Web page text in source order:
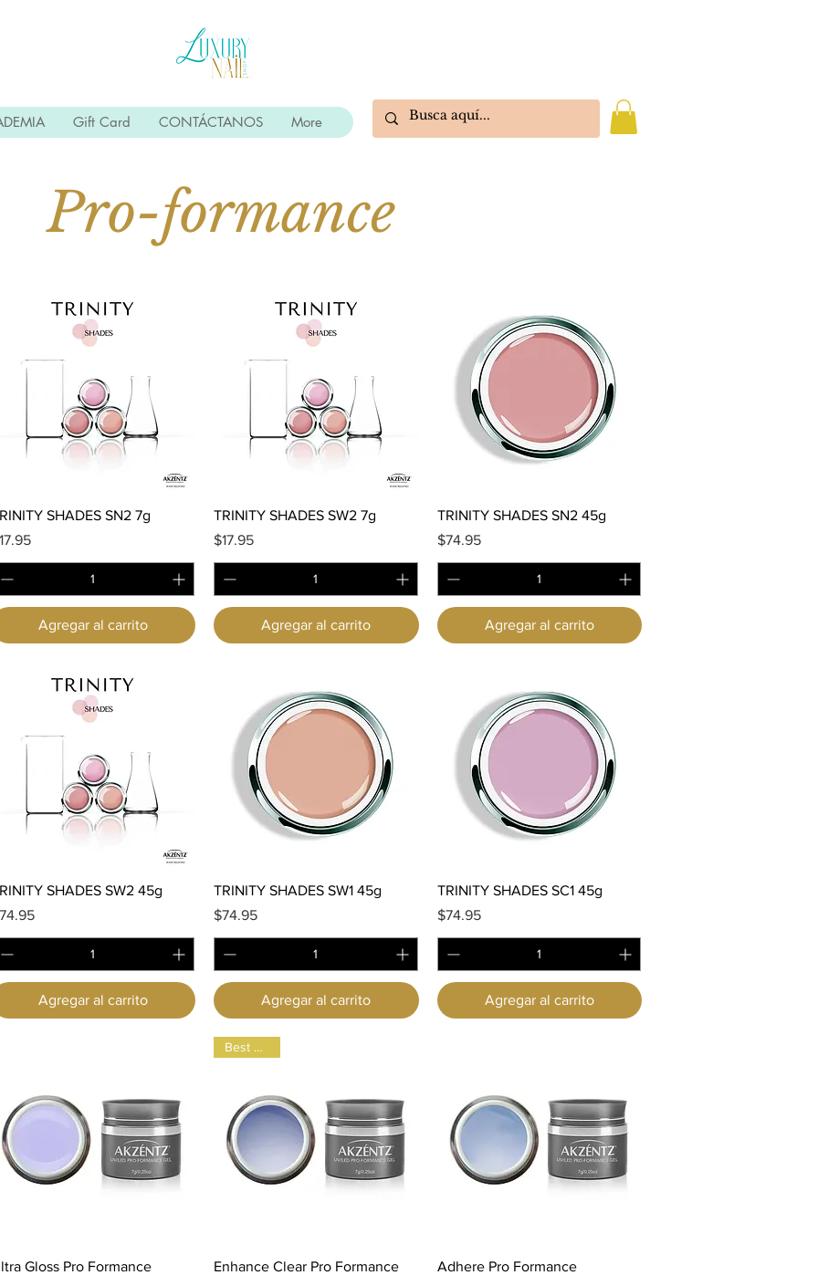
Pro-formance
Vista rápida
SHADES SN2 7g
Agregar al carrito
Vista rápida
TRINITY SHADES SW2 7g
Precio
$17.95
Agregar al carrito
Vista rápida
TRINITY SHADES SN2 45g
Precio
$74.95
Agregar al carrito
Vista rápida
SHADES SW2 45g
Agregar al carrito
Vista rápida
TRINITY SHADES SW1 45g
Precio
$74.95
Agregar al carrito
Vista rápida
TRINITY SHADES SC1 45g
Precio
$74.95
Agregar al carrito
Vista rápida
Gloss Pro Formance
Vista rápida
Best Seller
Enhance Clear Pro Formance
Vista rápida
Adhere Pro Formance
Gift Card CONTÁCTANOS More